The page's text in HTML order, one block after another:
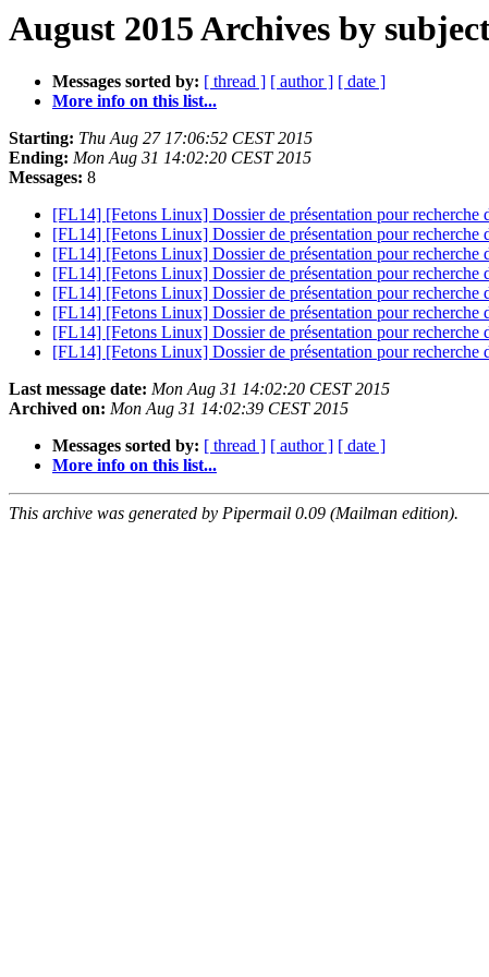
August 2015 Archives by
Messages sorted by: [ thread ] [ author ] [ date ]
More info on this list...
Starting: Thu Aug 27 17:06:52 CEST 2015
Ending: Mon Aug 31 14:02:20 CEST 2015
Messages: 8
[FL14] [Fetons Linux] Dossier de présentation pour recherche
[FL14] [Fetons Linux] Dossier de présentation pour recherche
[FL14] [Fetons Linux] Dossier de présentation pour recherche
[FL14] [Fetons Linux] Dossier de présentation pour recherche
[FL14] [Fetons Linux] Dossier de présentation pour recherche
[FL14] [Fetons Linux] Dossier de présentation pour recherche
[FL14] [Fetons Linux] Dossier de présentation pour recherche
[FL14] [Fetons Linux] Dossier de présentation pour recherche
Last message date: Mon Aug 31 14:02:20 CEST 2015
Archived on: Mon Aug 31 14:02:39 CEST 2015
Messages sorted by: [ thread ] [ author ] [ date ]
More info on this list...
This archive was generated by Pipermail 0.09 (Mailman edition).